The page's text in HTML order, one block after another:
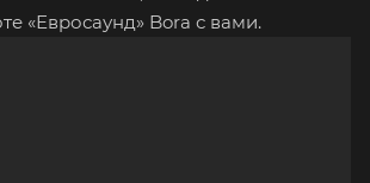
«Евросаунд» Bora с вами.